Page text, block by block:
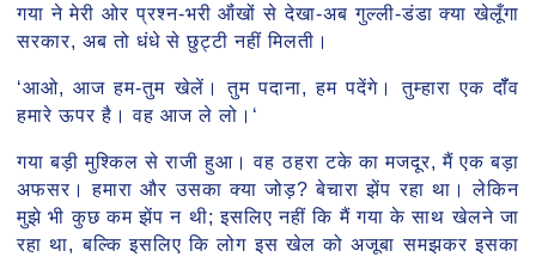
गया ने मेरी ओर प्रश्न-भरी ऑंखों से देखा-अब गुल्ली-डंडा क्या खेलूँगा
सरकार, अब तो धंधे से छुट्टी नहीं मिलती।
‘आओ, आज हम-तुम खेलें। तुम पदाना, हम पदेंगे। तुम्हारा एक दॉँव
हमारे ऊपर है। वह आज ले लो।‘
गया बड़ी मुश्किल से राजी हुआ। वह ठहरा टके का मजदूर, मैं एक बड़ा
अफसर। हमारा और उसका क्या जोड़? बेचारा झेंप रहा था। लेकिन
मुझे भी कुछ कम झेंप न थी; इसलिए नहीं कि मैं गया के साथ खेलने जा
रहा था, बल्कि इसलिए कि लोग इस खेल को अजूबा समझकर इसका